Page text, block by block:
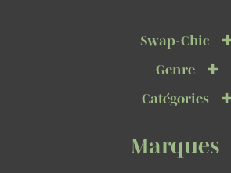
Swap-Chic
Genre
Catégories
Marques